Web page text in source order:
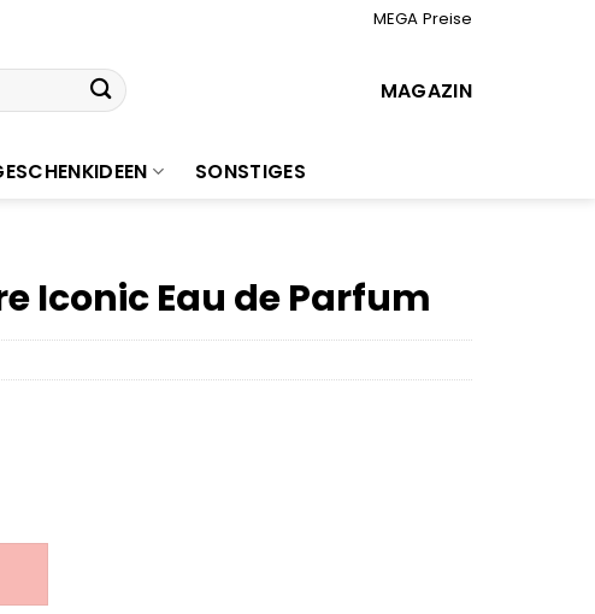
MEGA Preise
MAGAZIN
SONSTIGES
Iconic Eau de Parfum
€.